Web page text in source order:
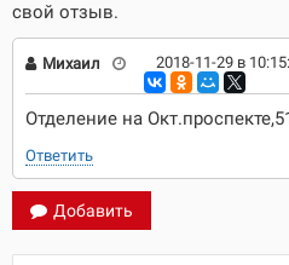
свой отзыв.
Михаил
2018-11-29 в
Отделение на
Ответить
Добавить